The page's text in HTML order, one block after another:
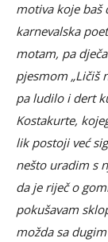
motiva koje baš
karnevalska
motam, pa
pjesmom „Ličiš
pa ludilo i dert
Kostakurte,
lik postoji već
nešto uradim s
da je riječ o
pokušavam
možda sa